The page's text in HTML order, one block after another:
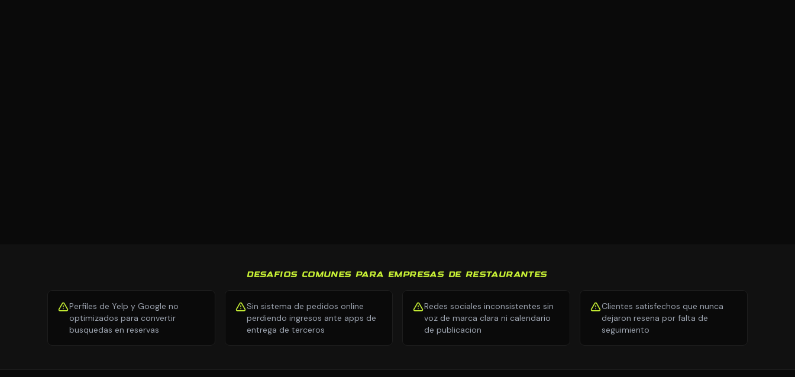
DESAFIOS COMUNES PARA EMPRESAS DE RESTAURANTES
Perfiles de Yelp y Google no
optimizados para convertir
busquedas en reservas
Sin sistema de pedidos online
perdiendo ingresos ante apps de
entrega de terceros
Redes sociales inconsistentes sin
voz de marca clara ni calendario
de publicacion
Clientes satisfechos que nunca
dejaron resena por falta de
seguimiento